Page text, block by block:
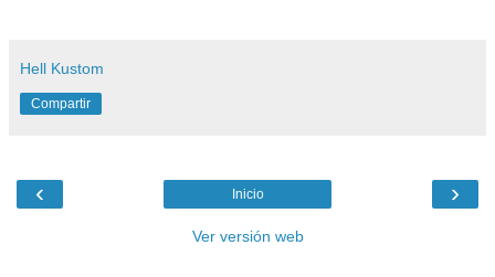
Hell Kustom
Compartir
‹ ›
Inicio
Ver versión web